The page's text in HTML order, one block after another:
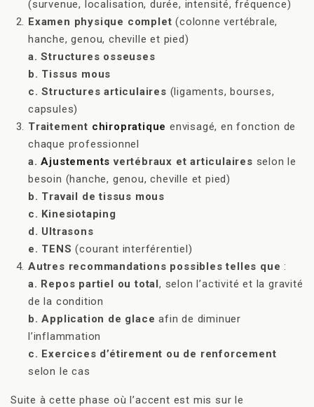
(survenue, localisation, durée, intensité, fréquence)
Examen physique complet (colonne vertébrale,
hanche, genou, cheville et pied)
a. Structures osseuses
b. Tissus mous
c. Structures articulaires (ligaments, bourses,
capsules)
Traitement chiropratique envisagé, en fonction de
chaque professionnel
a.Ajustements vertébraux et articulaires selon le
besoin (hanche, genou, cheville et pied)
b. Travail de tissus mous
c. Kinesiotaping
d. Ultrasons
e. TENS (courant interférentiel)
Autres recommandations possibles telles que :
a. Repos partiel ou total, selon l’activité et la gravité
de la condition
b. Application de glace afin de diminuer
l’inflammation
c. Exercices d’étirement ou de renforcement
selon le cas
Suite à cette phase où l’accent est mis sur le